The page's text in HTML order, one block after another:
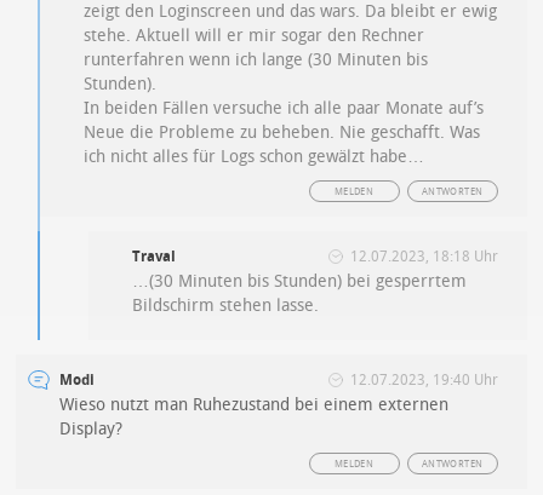
zeigt den Loginscreen und das wars. Da bleibt er ewig
stehe. Aktuell will er mir sogar den Rechner
runterfahren wenn ich lange (30 Minuten bis
Stunden).
In beiden Fällen versuche ich alle paar Monate auf’s
Neue die Probleme zu beheben. Nie geschafft. Was
ich nicht alles für Logs schon gewälzt habe…
ANTWORTEN
MELDEN
Traval 12.07.2023, 18:18 Uhr
…(30 Minuten bis Stunden) bei gesperrtem
Bildschirm stehen lasse.
Modi 12.07.2023, 19:40 Uhr
Wieso nutzt man Ruhezustand bei einem externen
Display?
ANTWORTEN
MELDEN